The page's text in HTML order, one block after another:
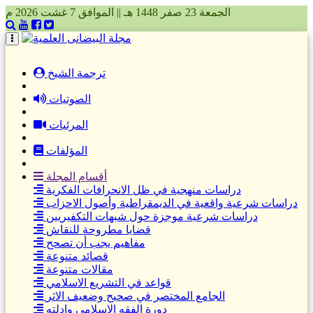
الجمعة 23 صفر 1448 هـ || الموافق 7 غشت 2026 م
ترجمة الشيخ(current)
الصوتيات
المرئيات
المؤلفات
أقسام المجلة
دراسات منهجية في ظل الانحرافات الفكرية
دراسات شرعية واقعية في الديمقراطية وأصول الاحزاب
دراسات شرعية موجزة حول شبهات التكفيريين
قضايا مطروحة للنقاش
مفاهيم يجب أن تصحح
قصائد متنوعة
مقالات متنوعة
قواعد في التشريع الاسلامي
الجامع المختصر في صحيح وضعيف الاثر
دورة الفقه الاسلامي وادلته